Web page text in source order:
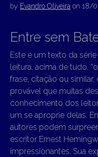
by Evandro Oliveira on 18/
Entre sem
Este é um texto da série
leitura, acima de tudo,
frase, citação ou
provável que muitas
conhecimento dos
um se aproprie delas.
autores podem
escritor Ernest
impressionantes. Sua